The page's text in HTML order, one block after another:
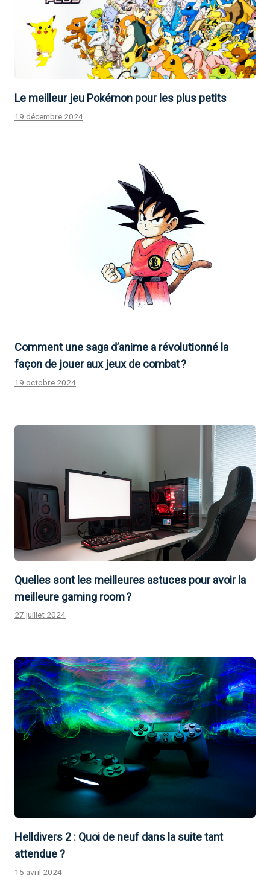
Le meilleur jeu Pokémon pour les plus petits
19 décembre 2024
Comment une saga d’anime a révolutionné la
façon de jouer aux jeux de combat ?
19 octobre 2024
Quelles sont les meilleures astuces pour avoir la
meilleure gaming room ?
27 juillet 2024
Helldivers 2 : Quoi de neuf dans la suite tant
attendue ?
15 avril 2024